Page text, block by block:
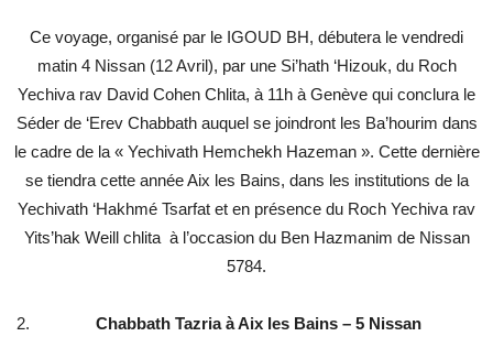
Ce voyage, organisé par le IGOUD BH, débutera le vendredi
matin 4 Nissan (12 Avril), par une Si’hath ‘Hizouk, du Roch
Yechiva rav David Cohen Chlita, à 11h à Genève qui conclura le
Séder de ‘Erev Chabbath auquel se joindront les Ba’hourim dans
le cadre de la « Yechivath Hemchekh Hazeman ». Cette dernière
se tiendra cette année Aix les Bains, dans les institutions de la
Yechivath ‘Hakhmé Tsarfat et en présence du Roch Yechiva rav
Yits’hak Weill chlita à l’occasion du Ben Hazmanim de Nissan
5784.
Chabbath Tazria à Aix les Bains – 5 Nissan